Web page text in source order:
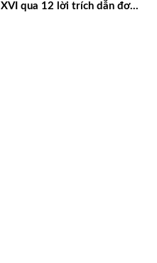
XVI qua 12 lời trích dẫn đơn